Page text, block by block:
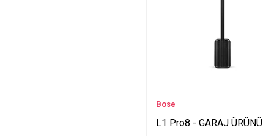
Bose
L1 Pro8 - GARAJ ÜRÜNÜ